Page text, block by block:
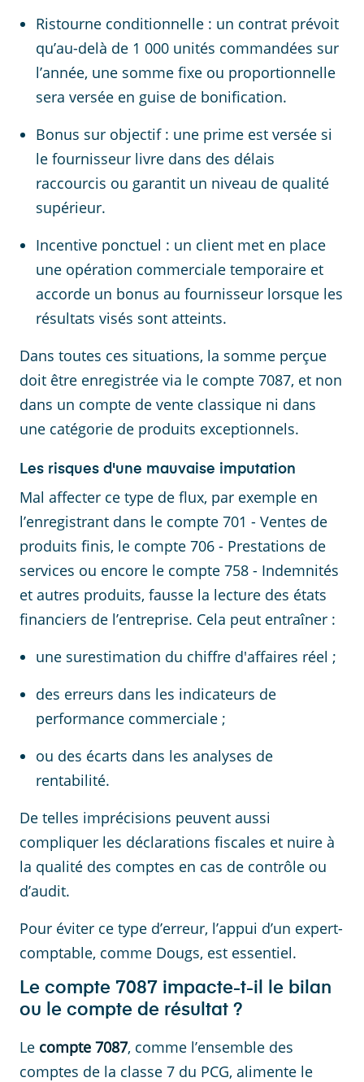
Ristourne conditionnelle : un contrat prévoit
qu’au-delà de 1 000 unités commandées sur
l’année, une somme fixe ou proportionnelle
sera versée en guise de bonification.
Bonus sur objectif : une prime est versée si
le fournisseur livre dans des délais
raccourcis ou garantit un niveau de qualité
supérieur.
Incentive ponctuel : un client met en place
une opération commerciale temporaire et
accorde un bonus au fournisseur lorsque les
résultats visés sont atteints.
Dans toutes ces situations, la somme perçue
doit être enregistrée via le compte 7087, et non
dans un compte de vente classique ni dans
une catégorie de produits exceptionnels.
Les risques d'une mauvaise imputation
Mal affecter ce type de flux, par exemple en
l’enregistrant dans le compte 701 - Ventes de
produits finis, le compte 706 - Prestations de
services ou encore le compte 758 - Indemnités
et autres produits, fausse la lecture des états
financiers de l’entreprise. Cela peut entraîner :
une surestimation du chiffre d'affaires réel ;
des erreurs dans les indicateurs de
performance commerciale ;
ou des écarts dans les analyses de
rentabilité.
De telles imprécisions peuvent aussi
compliquer les déclarations fiscales et nuire à
la qualité des comptes en cas de contrôle ou
d’audit.
Pour éviter ce type d’erreur, l’appui d’un expert-
comptable, comme Dougs, est essentiel.
Le compte 7087 impacte-t-il le bilan
ou le compte de résultat ?
Le compte 7087, comme l’ensemble des
comptes de la classe 7 du PCG, alimente le